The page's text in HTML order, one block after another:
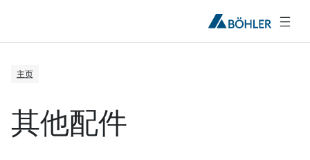
主页
其他配件